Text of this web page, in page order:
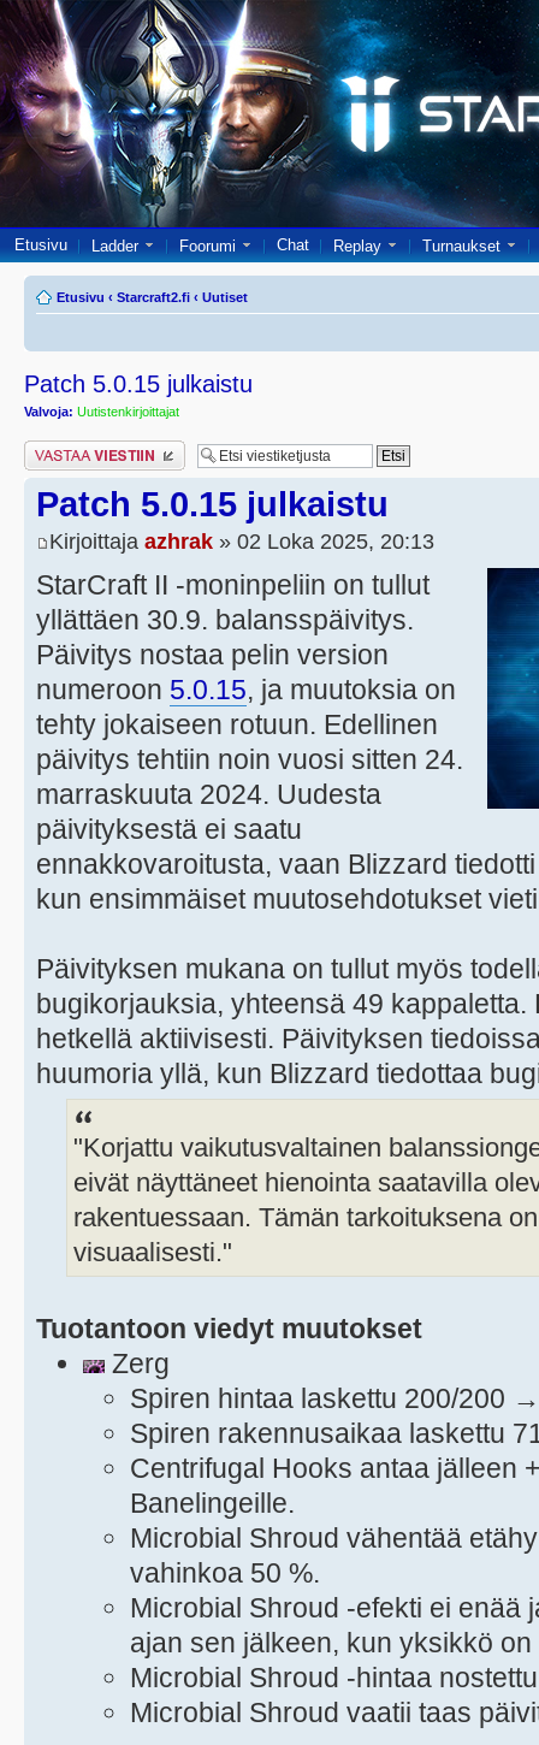
Etusivu Ladder Foorumi Chat Replay Turnaukset
Etusivu ‹ Starcraft2.fi ‹ Uutiset
Patch 5.0.15 julkaistu
Valvoja: Uutistenkirjoittajat
Lähetä vastaus
Patch 5.0.15 julkaistu
Kirjoittaja azhrak » 02 Loka 2025, 20:13
StarCraft II -moninpeliin on tullut
yllättäen 30.9. balansspäivitys.
Päivitys nostaa pelin version
numeroon 5.0.15, ja muutoksia on
tehty jokaiseen rotuun. Edellinen
päivitys tehtiin noin vuosi sitten 24.
marraskuuta 2024. Uudesta
päivityksestä ei saatu
ennakkovaroitusta, vaan Blizzard
kun ensimmäiset muutosehdotukset
Päivityksen mukana on tullut myös
bugikorjauksia, yhteensä 49 kappaletta.
hetkellä aktiivisesti. Päivityksen
huumoria yllä, kun Blizzard tiedottaa
"Korjattu vaikutusvaltainen
eivät näyttäneet hienointa saatavilla
rakentuessaan. Tämän tarkoituksena
visuaalisesti."
Tuotantoon viedyt muutokset
Zerg
Spiren hintaa laskettu 200/200
Spiren rakennusaikaa laskettu
Centrifugal Hooks antaa jälleen
Banelingeille.
Microbial Shroud vähentää
vahinkoa 50 %.
Microbial Shroud -efekti ei enää
ajan sen jälkeen, kun yksikkö
Microbial Shroud -hintaa
Microbial Shroud vaatii taas